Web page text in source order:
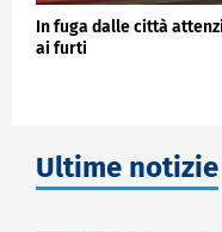
In fuga dalle città
ai furti
Ultime notizie